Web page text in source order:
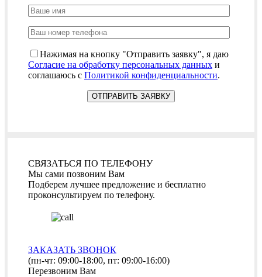
Нажимая на кнопку "Отправить заявку", я даю
Согласие на обработку персональных данных и
соглашаюсь с Политикой конфиденциальности.
СВЯЗАТЬСЯ ПО ТЕЛЕФОНУ
Мы сами позвоним Вам
Подберем лучшее предложение и бесплатно
проконсультируем по телефону.
ЗАКАЗАТЬ ЗВОНОК
(пн-чт: 09:00-18:00, пт: 09:00-16:00)
Перезвоним Вам